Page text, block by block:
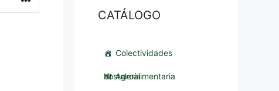
CATÁLOGO
Colectividades
hostelería
Agroalimentaria